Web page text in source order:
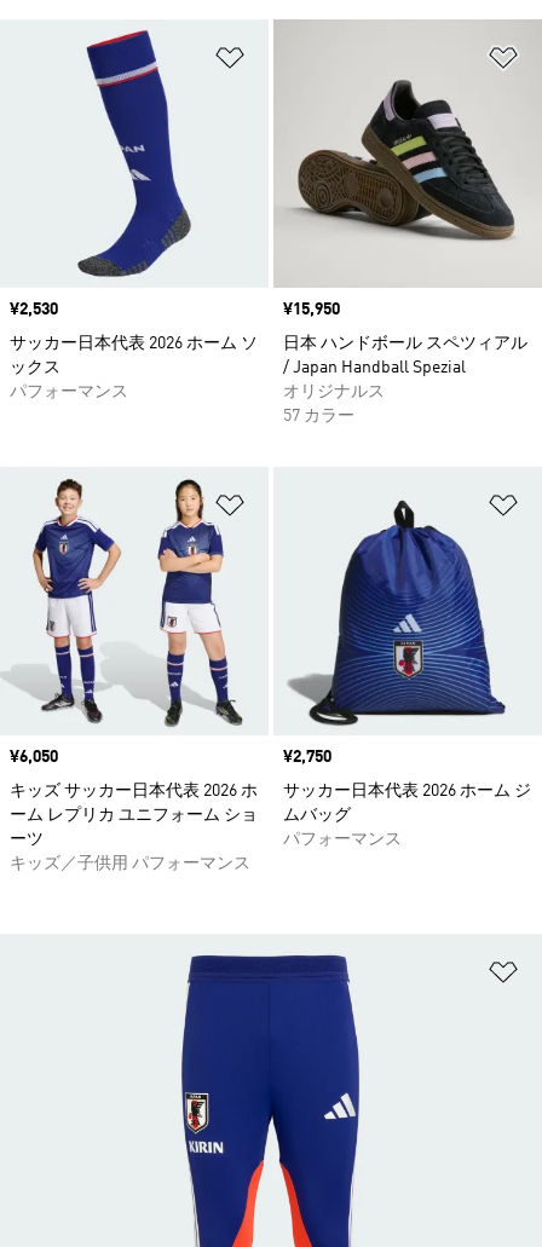
価格
¥2,530
サッカー日本代表 2026 ホーム ソ
ックス
パフォーマンス
価格
¥15,950
日本 ハンドボール スペツィアル
/ Japan Handball Spezial
オリジナルス
57 カラー
ほしいものリストに追加
価格
¥6,050
キッズ サッカー日本代表 2026 ホ
ーム レプリカ ユニフォーム ショ
ーツ
キッズ／子供用 パフォーマンス
価格
¥2,750
サッカー日本代表 2026 ホーム ジ
ムバッグ
パフォーマンス